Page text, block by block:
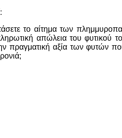
:
το αίτημα των
απώλεια του φυτικού
πραγματική αξία των φυτών